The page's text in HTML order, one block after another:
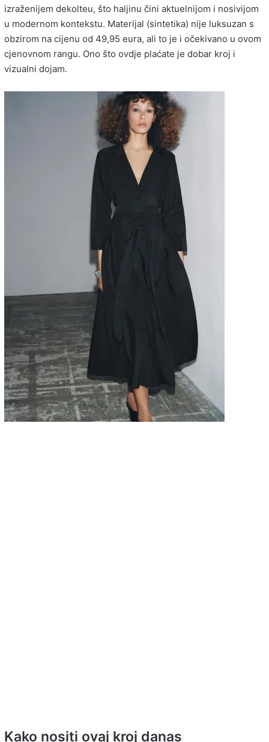
izraženijem dekolteu, što haljinu čini aktuelnijom i nosivijom
u modernom kontekstu. Materijal (sintetika) nije luksuzan s
obzirom na cijenu od 49,95 eura, ali to je i očekivano u ovom
cjenovnom rangu. Ono što ovdje plaćate je dobar kroj i
vizualni dojam.
Kako nositi ovaj kroj danas